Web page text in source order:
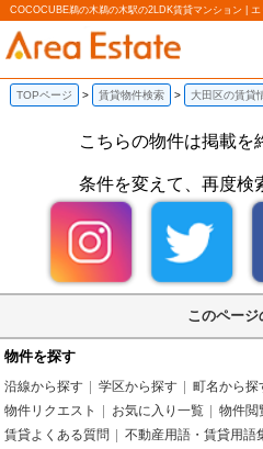
COCOCUBE鵜の木鵜の木駅の2LDK賃貸マンション | エ
TOPページ 賃貸物件検索 大田区の賃貸
こちらの物件は掲載を
条件を変えて、再度検
このページ
物件を探す
沿線から探す 学区から探す 町名から探
物件リクエスト
お気に入り一覧 物件閲
賃貸よくある質問
不動産用語・賃貸用語